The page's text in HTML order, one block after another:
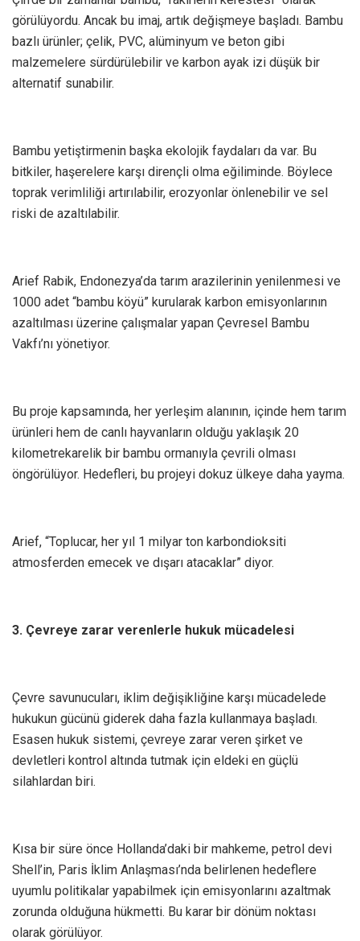
görülüyordu. Ancak bu imaj, artık değişmeye başladı. Bambu
bazlı ürünler; çelik, PVC, alüminyum ve beton gibi
malzemelere sürdürülebilir ve karbon ayak izi düşük bir
alternatif sunabilir.
Bambu yetiştirmenin başka ekolojik faydaları da var. Bu
bitkiler, haşerelere karşı dirençli olma eğiliminde. Böylece
toprak verimliliği artırılabilir, erozyonlar önlenebilir ve sel
riski de azaltılabilir.
Arief Rabik, Endonezya’da tarım arazilerinin yenilenmesi ve
1000 adet “bambu köyü” kurularak karbon emisyonlarının
azaltılması üzerine çalışmalar yapan Çevresel Bambu
Vakfı’nı yönetiyor.
Bu proje kapsamında, her yerleşim alanının, içinde hem tarım
ürünleri hem de canlı hayvanların olduğu yaklaşık 20
kilometrekarelik bir bambu ormanıyla çevrili olması
öngörülüyor. Hedefleri, bu projeyi dokuz ülkeye daha yayma.
Arief, “Toplucar, her yıl 1 milyar ton karbondioksiti
atmosferden emecek ve dışarı atacaklar” diyor.
3. Çevreye zarar verenlerle hukuk mücadelesi
Çevre savunucuları, iklim değişikliğine karşı mücadelede
hukukun gücünü giderek daha fazla kullanmaya başladı.
Esasen hukuk sistemi, çevreye zarar veren şirket ve
devletleri kontrol altında tutmak için eldeki en güçlü
silahlardan biri.
Kısa bir süre önce Hollanda’daki bir mahkeme, petrol devi
Shell’in, Paris İklim Anlaşması’nda belirlenen hedeflere
uyumlu politikalar yapabilmek için emisyonlarını azaltmak
zorunda olduğuna hükmetti. Bu karar bir dönüm noktası
olarak görülüyor.